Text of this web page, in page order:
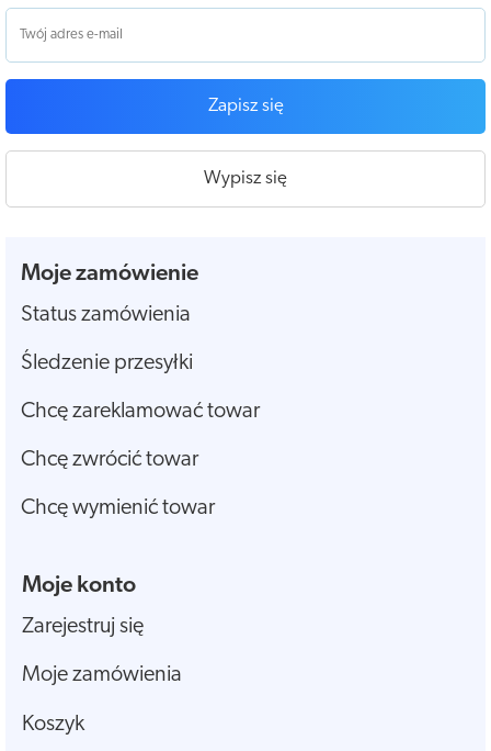
Zapisz się
Wypisz się
Moje zamówienie
Status zamówienia
Śledzenie przesyłki
Chcę zareklamować towar
Chcę zwrócić towar
Chcę wymienić towar
Moje konto
Zarejestruj się
Moje zamówienia
Koszyk